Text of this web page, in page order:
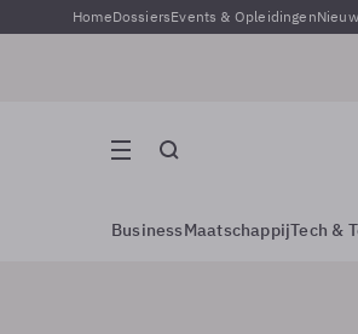
HomeDossiersEvents & Opleidingen
BusinessMaatschappijTech &